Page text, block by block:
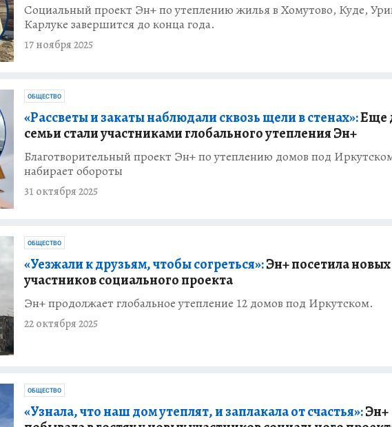
Социальный проект Эн+ по утеплению жилья в Хомутово, Куде,
Карлуке завершится до конца года.
17 ноября 2025
ОБЩЕСТВО
«Рассветы и закаты наблюдали сквозь щели в стенах»:Еще
семьи стали участниками глобального утепления Эн+
Благотворительный проект Эн+ по утеплению домов под
набирает обороты
31 октября 2025
ОБЩЕСТВО
«Уезжали к друзьям, чтобы согреться»:Эн+ посетила новых
участников социального проекта
Эн+ продолжает глобальное утепление 12 домов под Иркутском.
22 октября 2025
ОБЩЕСТВО
«Узнала, что наш дом утеплят, и заплакала от счастья»:Эн+